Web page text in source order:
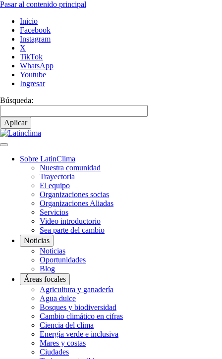
Pasar al contenido principal
Inicio
Facebook
Instagram
X
TikTok
WhatsApp
Youtube
Ingresar
Búsqueda:
Navegación
Sobre LatinClima
Nuestra comunidad
Trayectoria
El equipo
Organizaciones socias
Organizaciones Aliadas
Servicios
Video introductorio
Sea parte del cambio
Noticias
Noticias
Oportunidades
Blog
Áreas focales
Agricultura y ganadería
Agua dulce
Bosques y biodiversidad
Cambio climático en cifras
Ciencia del clima
Energía verde e inclusiva
Mares y costas
Ciudades